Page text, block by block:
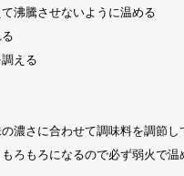
沸騰させないように温める
える
濃さに合わせて調味料を調節し
ろもろになるので必ず弱火で温